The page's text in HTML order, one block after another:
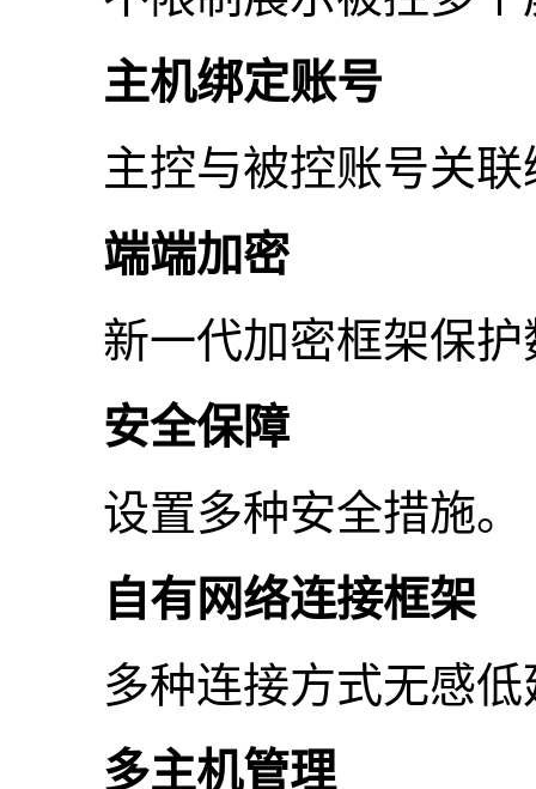
主机绑定账号
主控与被控账号关联
端端加密
新一代加密框架保护
安全保障
设置多种安全措施。
自有网络连接框架
多种连接方式无感低
多主机管理